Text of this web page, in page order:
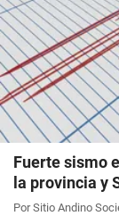
Fuerte sismo
la provincia y
Por Sitio Andino